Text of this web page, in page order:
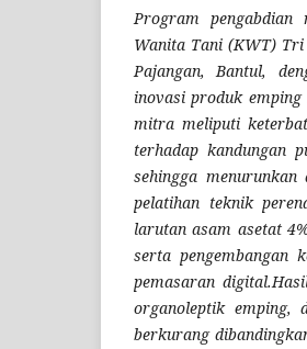
Program pengabdian
Wanita Tani (KWT) Tri
Pajangan, Bantul,
inovasi produk
mitra meliputi
terhadap kandungan
sehingga menurunkan
pelatihan teknik
larutan asam asetat
serta pengembangan
pemasaran
organoleptik emping,
berkurang